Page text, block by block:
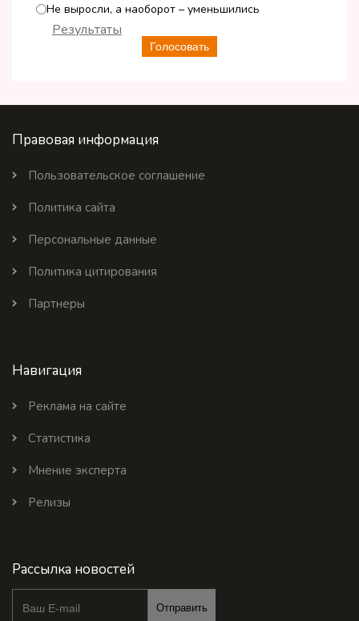
Не выросли, а наоборот – уменьшились
Голосовать
Результаты
Правовая информация
Пользовательское соглашение
Политика сайта
Персональные данные
Политика цитирования
Партнеры
Навигация
Реклама на сайте
Статистика
Мнение эксперта
Релизы
Рассылка новостей
Отправить